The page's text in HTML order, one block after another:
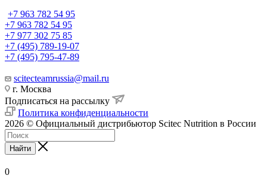
+7 963 782 54 95
+7 963 782 54 95
+7 977 302 75 85
+7 (495) 789-19-07
+7 (495) 795-47-89
scitecteamrussia@mail.ru
г. Москва
Подписаться на рассылку
Политика конфиденциальности
2026 © Официальный дистрибьютор Scitec Nutrition в России
Найти
0